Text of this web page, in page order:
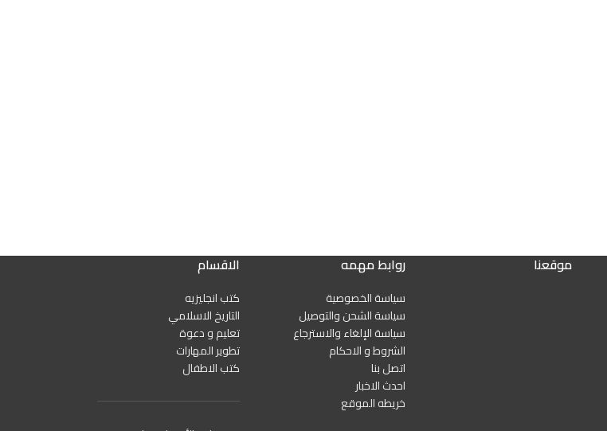
موقعنا روابط مهمه
سياسة الخصوصية
سياسة الشحن والتوصيل
سياسة الإلغاء والاسترجاع
الشروط و الاحكام
اتصل بنا
احدث الاخبار
خريطه الموقع
الاقسام
كتب انجليزيه
التاريخ الاسلامي
تعليم و دعوة
تطوير المهارات
كتب الاطفال